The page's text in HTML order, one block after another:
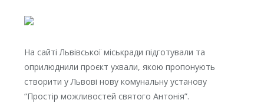
На сайті Львівської міськради підготували та
оприлюднили проєкт ухвали, якою пропонують
створити у Львові нову комунальну установу
“Простір можливостей святого Антонія”.